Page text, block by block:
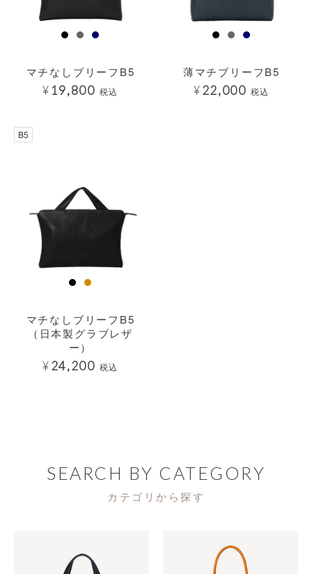
マチなしブリーフB5
¥ 19,800 税込
薄マチブリーフB5
¥22,000 税込
B5
マチなしブリーフB5
（日本製グラブレザ
ー）
¥24,200 税込
SEARCH BY CATEGORY
カテゴリから探す